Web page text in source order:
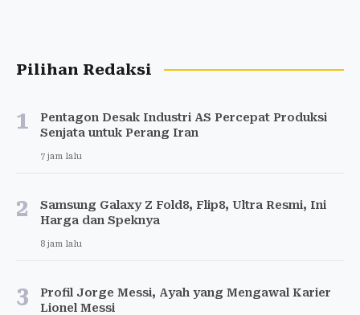
Pilihan Redaksi
1
Pentagon Desak Industri AS Percepat Produksi
Senjata untuk Perang Iran
7 jam lalu
2
Samsung Galaxy Z Fold8, Flip8, Ultra Resmi, Ini
Harga dan Speknya
8 jam lalu
3
Profil Jorge Messi, Ayah yang Mengawal Karier
Lionel Messi